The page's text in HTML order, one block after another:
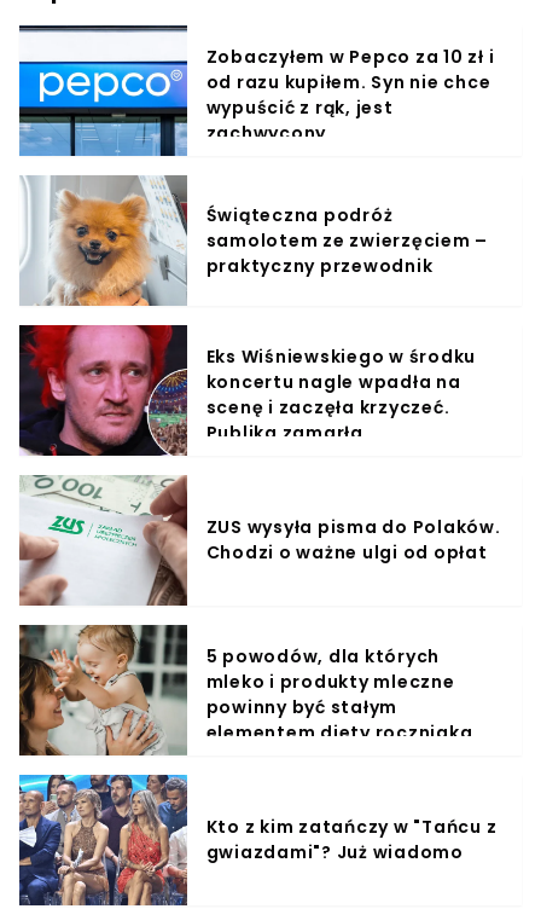
Zobaczyłem w Pepco za 10 zł i
od razu kupiłem. Syn nie chce
wypuścić z rąk, jest
zachwycony
Świąteczna podróż
samolotem ze zwierzęciem –
praktyczny przewodnik
Eks Wiśniewskiego w środku
koncertu nagle wpadła na
scenę i zaczęła krzyczeć.
Publika zamarła
ZUS wysyła pisma do Polaków.
Chodzi o ważne ulgi od opłat
5 powodów, dla których
mleko i produkty mleczne
powinny być stałym
elementem diety roczniaka
Kto z kim zatańczy w "Tańcu z
gwiazdami"? Już wiadomo